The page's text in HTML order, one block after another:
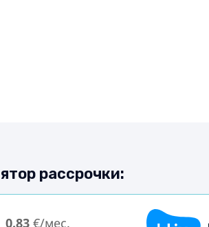
рассрочки:
0.83€/мес.